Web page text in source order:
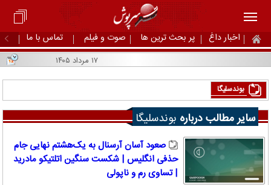
اخبار داغ پر بحث ترین ها صوت و فیلم تماس با ما
۱۷ مرداد ۱۴۰۵
بوندسلیگا
سایر مطالب درباره بوندسلیگا
صعود آسان آرسنال به یک‌هشتم نهایی جام
حذفی انگلیس | شکست سنگین اتلتیکو مادرید
| تساوی رم و ناپولی